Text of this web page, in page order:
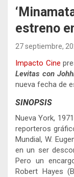
estreno
27 septiembre,
Impacto Cine
Levitas con
nueva fecha de
SINOPSIS
Nueva York,
reporteros
Mundial, W.
en un ser
Pero un
Robert Hayes